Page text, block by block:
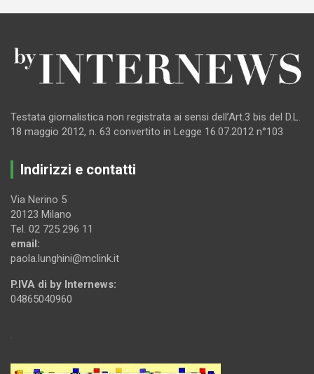
Testata giornalistica non registrata ai sensi dell’Art.3 bis del D.L.
18 maggio 2012, n. 63 convertito in Legge 16.07.2012 n°103
Indirizzi e contatti
Via Nerino 5
20123 Milano
Tel. 02 725 296 11
email:
paola.lunghini@mclink.it
P.IVA di by Internews:
04865040960
.